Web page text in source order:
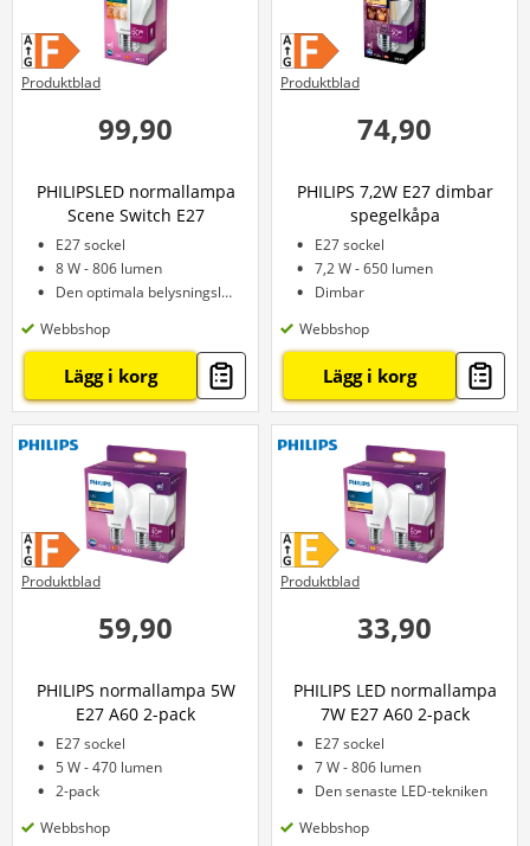
99,90
PHILIPSLED normallampa
Scene Switch E27
E27 sockel
8 W - 806 lumen
Den optimala belysningslösningen
Produktblad
Webbshop
Lägg i korg
74,90
PHILIPS 7,2W E27 dimbar
spegelkåpa
E27 sockel
7,2 W - 650 lumen
Dimbar
Produktblad
Webbshop
Lägg i korg
59,90
PHILIPS normallampa 5W
E27 A60 2-pack
E27 sockel
5 W - 470 lumen
2-pack
Produktblad
Webbshop
33,90
PHILIPS LED normallampa
7W E27 A60 2-pack
E27 sockel
7 W - 806 lumen
Den senaste LED-tekniken
Produktblad
Webbshop